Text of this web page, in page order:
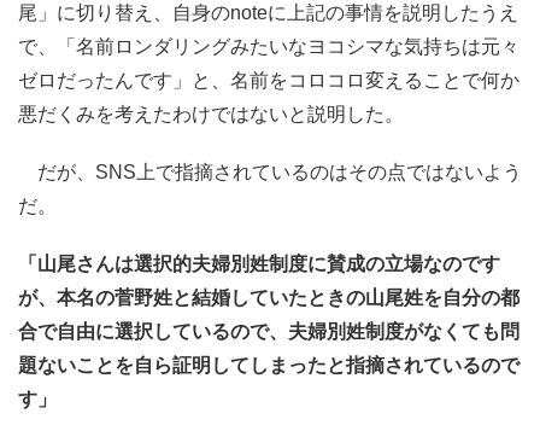
尾」に切り替え、自身のnoteに上記の事情を説明したうえ
で、「名前ロンダリングみたいなヨコシマな気持ちは元々
ゼロだったんです」と、名前をコロコロ変えることで何か
悪だくみを考えたわけではないと説明した。
だが、SNS上で指摘されているのはその点ではないよう
だ。
「山尾さんは選択的夫婦別姓制度に賛成の立場なのです
が、本名の菅野姓と結婚していたときの山尾姓を自分の都
合で自由に選択しているので、夫婦別姓制度がなくても問
題ないことを自ら証明してしまったと指摘されているので
す」